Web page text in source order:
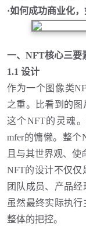
·如何成功商业化，
一、 NFT核心三要
1.1 设计
作为一个图像类
之重。比看到的
这个NFT的灵魂。
mfer的慵懒。整个
且与其世界观、使
NFT的设计不仅仅
团队成员、产品经
虽然最终实际执
整体的把控。